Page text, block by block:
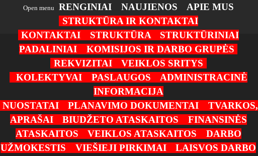
Open menu RENGINIAI NAUJIENOS
APIE MUS
STRUKTŪRA IR KONTAKTAI
KONTAKTAI
STRUKTŪRA
STRUKTŪRINIAI
PADALINIAI
KOMISIJOS IR DARBO GRUPĖS
REKVIZITAI
VEIKLOS SRITYS
KOLEKTYVAI
PASLAUGOS
ADMINISTRACINĖ
INFORMACIJA
NUOSTATAI
PLANAVIMO DOKUMENTAI
TVARKOS,
APRAŠAI
BIUDŽETO ATASKAITOS
FINANSINĖS
ATASKAITOS
VEIKLOS ATASKAITOS
DARBO
UŽMOKESTIS
VIEŠIEJI PIRKIMAI
LAISVOS DARBO